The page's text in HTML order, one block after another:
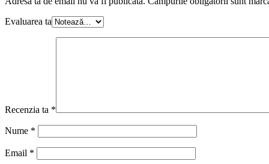
Evaluarea ta
Recenzia ta *
Nume *
Email *